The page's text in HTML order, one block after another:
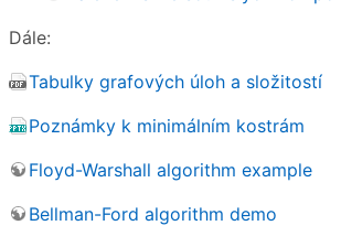
Dále:
Tabulky grafových úloh a složitostí
Poznámky k minimálním kostrám
Floyd-Warshall algorithm example
Bellman-Ford algorithm demo